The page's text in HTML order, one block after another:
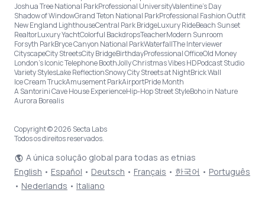
Joshua Tree National ParkProfessional UniversityValentine's Day
Shadow of WindowGrand Teton National ParkProfessional Fashion Outfit
New England LighthouseCentral Park BridgeLuxury RideBeach Sunset
RealtorLuxury YachtColorful BackdropsTeacherModern Sunroom
Forsyth ParkBryce Canyon National ParkWaterfallThe Interviewer
CityscapeCity StreetsCity BridgeBirthdayProfessional OfficeOld Money
London’s Iconic Telephone BoothJolly Christmas Vibes HDPodcast Studio
Variety StylesLake ReflectionSnowy City Streets at NightBrick Wall
Ice Cream TruckAmusement ParkAirportPride Month
A Santorini Cave House ExperienceHip-Hop Street StyleBoho in Nature
Aurora Borealis
Copyright © 2026 Secta Labs
Todos os direitos reservados.
A única solução global para todas as etnias
English • Español • Deutsch • Français • 한국어 • Português
• Nederlands • Italiano